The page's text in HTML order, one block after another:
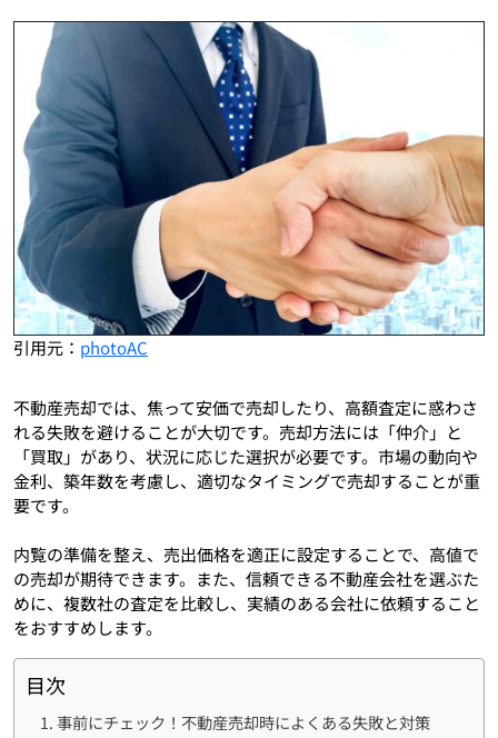
引用元： photoAC
不動産売却では、焦って安価で売却したり、高額査定に惑わさ
れる失敗を避けることが大切です。売却方法には「仲介」と
「買取」があり、状況に応じた選択が必要です。市場の動向や
金利、築年数を考慮し、適切なタイミングで売却することが重
要です。
内覧の準備を整え、売出価格を適正に設定することで、高値で
の売却が期待できます。また、信頼できる不動産会社を選ぶた
めに、複数社の査定を比較し、実績のある会社に依頼すること
をおすすめします。
目次
事前にチェック！不動産売却時によくある失敗と対策